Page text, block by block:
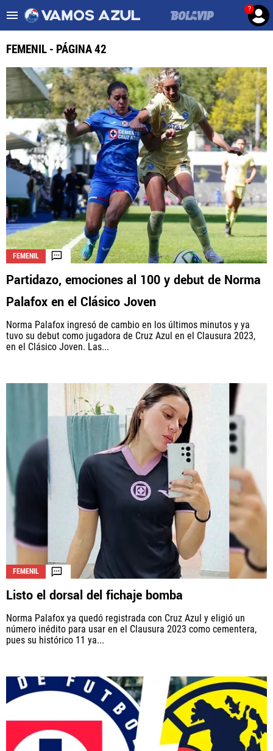
?
Noticias Cruz Azul HOY
ULTIMAS NOTICIAS
LEAGUES CUP
LIGA MX
FEMENIL
FUERZAS BÁSICAS
MERCADO DE FICHAJES
OPINIÓN
QUIENES SOMOS | STAFF | CONTACTO
Este portal es una sección especial del portal Bolavip.com
Términos y Condiciones
Políticas de Privacidad
Política Editorial
Ad Choices
Vamos Azul, al igual que Futbol Sites, es una
compañía perteneciente a Better Collective. Todos
los derechos reservados.
La aceptación de una de las ofertas presentadas en esta página
puede dar lugar a un pago a Vamos Azul
. Este pago puede influir en
cómo y dónde aparecen los operadores de juego en la página y en el
orden en que aparecen, pero no influye en nuestras evaluaciones.
FEMENIL - PÁGINA 42
FEMENIL
Partidazo, emociones al 100 y debut de Norma
Palafox en el Clásico Joven
Norma Palafox ingresó de cambio en los últimos minutos y ya
tuvo su debut como jugadora de Cruz Azul en el Clausura 2023,
en el Clásico Joven. Las...
FEMENIL
Listo el dorsal del fichaje bomba
Norma Palafox ya quedó registrada con Cruz Azul y eligió un
número inédito para usar en el Clausura 2023 como cementera,
pues su histórico 11 ya...